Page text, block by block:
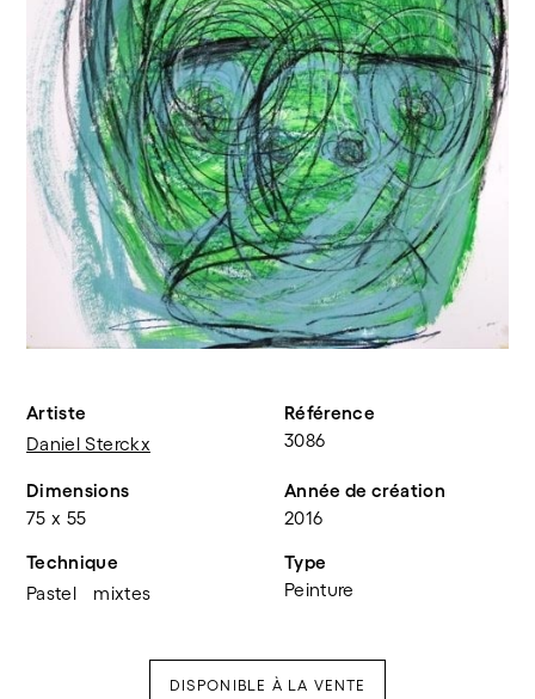
Artiste
Daniel Sterckx
Référence
3086
Dimensions
75 x 55
Année de création
2016
Technique
Pastel
mixtes
Type
Peinture
DISPONIBLE À LA VENTE